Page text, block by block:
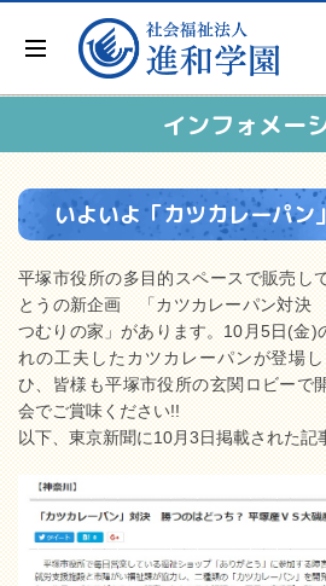
インフォメー
いよいよ「カツカレーパン
平塚市役所の多目的スペースで販売し
とうの新企画 「カツカレーパン対決
つむりの家」があります。10月5日(金)
れの工夫したカツカレーパンが登場
ひ、皆様も平塚市役所の玄関ロビーで
会でご賞味ください!!
以下、東京新聞に10月3日掲載された記